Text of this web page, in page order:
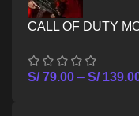
CALL OF DUTY
S/79.00 – S/